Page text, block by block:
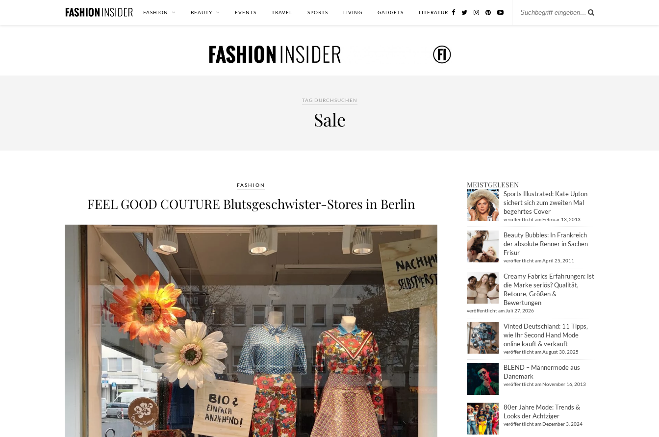
FASHION BEAUTY EVENTS TRAVEL SPORTS LIVING GADGETS LITERATUR
TAG DURCHSUCHEN
Sale
FASHION
FEEL GOOD COUTURE Blutsgeschwister-Stores in Berlin
MEISTGELESEN
Sports Illustrated: Kate Upton
sichert sich zum zweiten Mal
begehrtes Cover
veröffentlicht am Februar 13, 2013
Beauty Bubbles: In Frankreich
der absolute Renner in Sachen
Frisur
veröffentlicht am April 25, 2011
Creamy Fabrics Erfahrungen: Ist
die Marke seriös? Qualität,
Retoure, Größen &
Bewertungen
veröffentlicht am Juli 27, 2026
Vinted Deutschland: 11 Tipps,
wie Ihr Second Hand Mode
online kauft & verkauft
veröffentlicht am August 30, 2025
BLEND – Männermode aus
Dänemark
veröffentlicht am November 16, 2013
80er Jahre Mode: Trends &
Looks der Achtziger
veröffentlicht am Dezember 3, 2024